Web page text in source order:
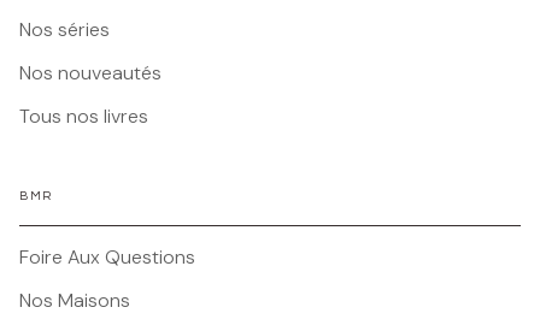
Nos séries
Nos nouveautés
Tous nos livres
BMR
Foire Aux Questions
Nos Maisons